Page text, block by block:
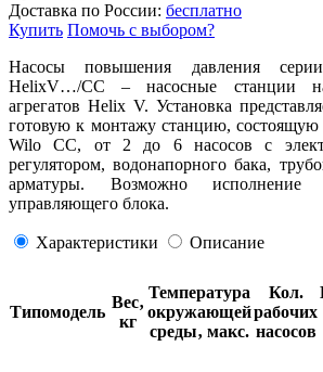
Доставка по России: бесплатно
Купить Помочь с выбором?
Насосы повышения давления
HelixV…/CC – насосные станции
агрегатов Helix V. Установка
готовую к монтажу станцию, состоящую
Wilo CC, от 2 до 6 насосов с
регулятором, водонапорного бака,
арматуры. Возможно исполнение
управляющего блока.
Характеристики Описание
Типомодель
Вес‚
кг
Температура
окружающей
среды‚ макс.
Кол.
рабочих
насосов